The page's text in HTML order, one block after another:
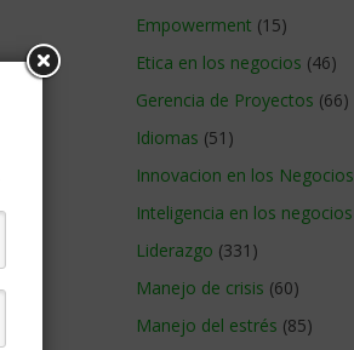
Empowerment (15)
Etica en los negocios (46)
Gerencia de Proyectos (66)
Idiomas (51)
Innovacion en los Negocios
Inteligencia en los negocios
Liderazgo (331)
Manejo de crisis (60)
Manejo del estrés (85)